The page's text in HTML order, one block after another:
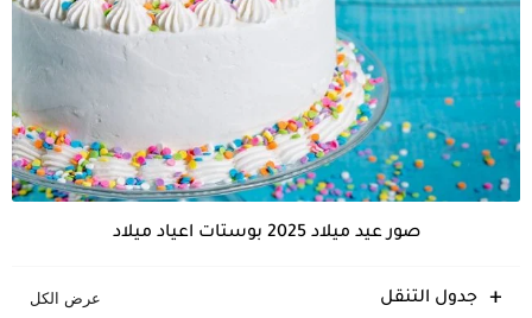
صور عيد ميلاد 2025 بوستات اعياد ميلاد
جدول التنقل